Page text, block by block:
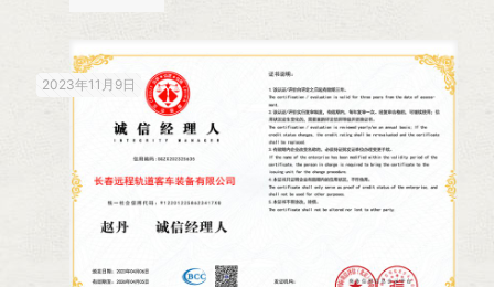
2023年11月9日